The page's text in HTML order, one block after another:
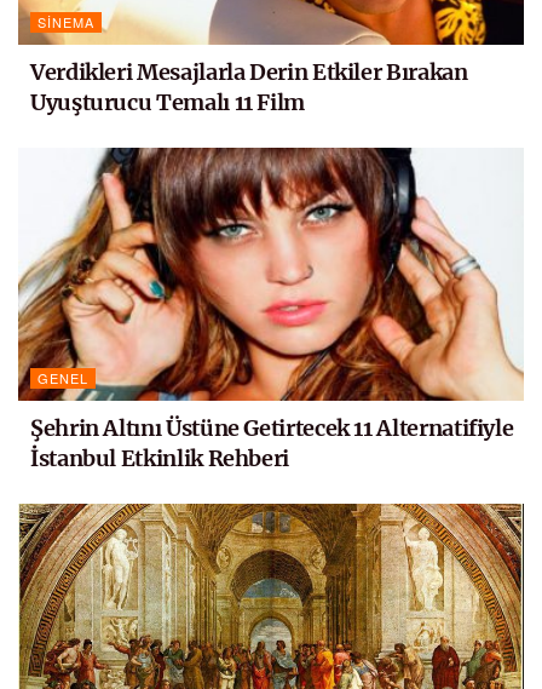
SINEMA
Verdikleri Mesajlarla Derin Etkiler Bırakan
Uyuşturucu Temalı 11 Film
GENEL
Şehrin Altını Üstüne Getirtecek 11 Alternatifiyle
İstanbul Etkinlik Rehberi